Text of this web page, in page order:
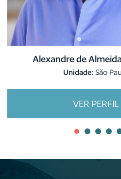
Alexandre de
Unidade: São
VER PERFIL